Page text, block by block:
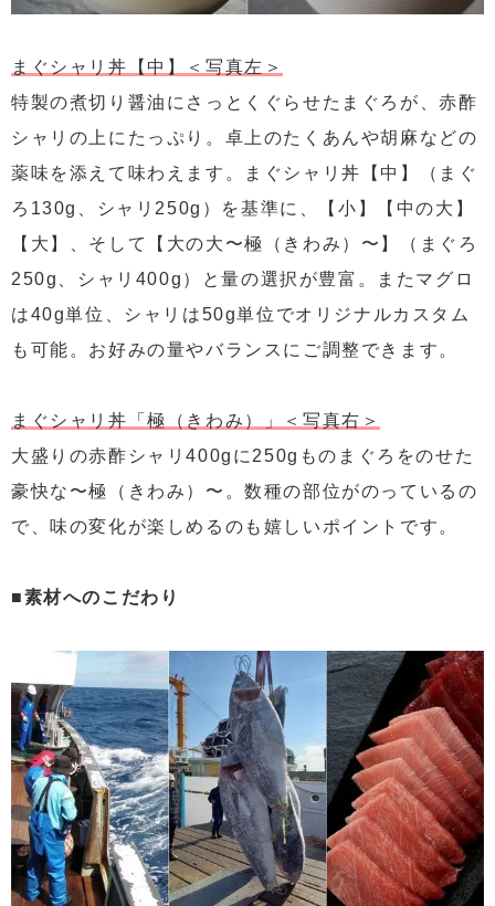
まぐシャリ丼【中】＜写真左＞
特製の煮切り醤油にさっとくぐらせたまぐろが、赤酢
シャリの上にたっぷり。卓上のたくあんや胡麻などの
薬味を添えて味わえます。まぐシャリ丼【中】（まぐ
ろ130g、シャリ250g）を基準に、【小】【中の大】
【大】、そして【大の大〜極（きわみ）〜】（まぐろ
250g、シャリ400g）と量の選択が豊富。またマグロ
は40g単位、シャリは50g単位でオリジナルカスタム
も可能。お好みの量やバランスにご調整できます。
まぐシャリ丼「極（きわみ）」＜写真右＞
大盛りの赤酢シャリ400gに250gものまぐろをのせた
豪快な〜極（きわみ）〜。数種の部位がのっているの
で、味の変化が楽しめるのも嬉しいポイントです。
■素材へのこだわり